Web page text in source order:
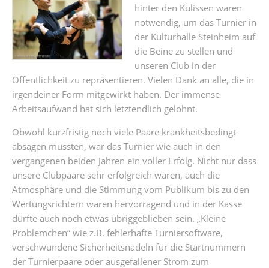
hinter den Kulissen waren
notwendig, um das Turnier in
der Kulturhalle Steinheim auf
die Beine zu stellen und
unseren Club in der
Öffentlichkeit zu repräsentieren. Vielen Dank an alle, die in
irgendeiner Form mitgewirkt haben. Der immense
Arbeitsaufwand hat sich letztendlich gelohnt.
Obwohl kurzfristig noch viele Paare krankheitsbedingt
absagen mussten, war das Turnier wie auch in den
vergangenen beiden Jahren ein voller Erfolg. Nicht nur dass
unsere Clubpaare sehr erfolgreich waren, auch die
Atmosphäre und die Stimmung vom Publikum bis zu den
Wertungsrichtern waren hervorragend und in der Kasse
dürfte auch noch etwas übriggeblieben sein. „Kleine
Problemchen“ wie z.B. fehlerhafte Turniersoftware,
verschwundene Sicherheitsnadeln für die Startnummern
der Turnierpaare oder ausgefallener Strom zum